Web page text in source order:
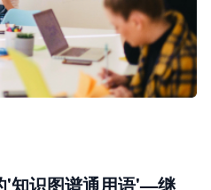
识图谱通用语'—继